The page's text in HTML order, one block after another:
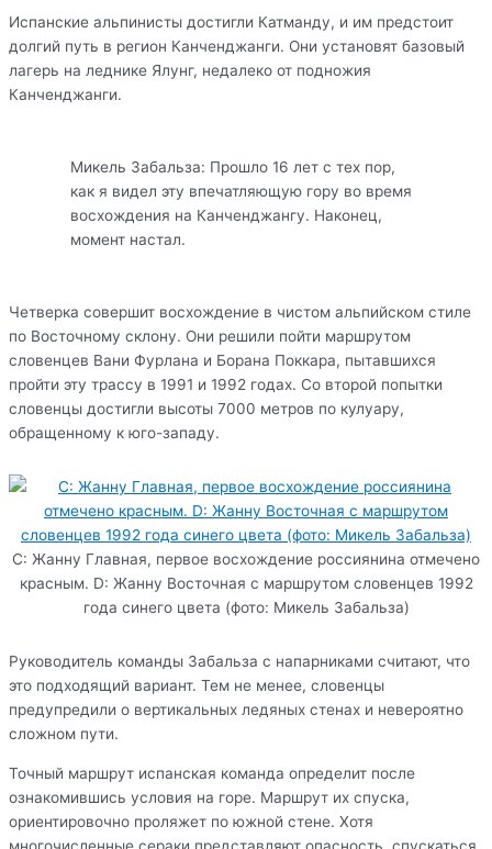
Испанские альпинисты достигли Катманду, и им предстоит
долгий путь в регион Канченджанги. Они установят базовый
лагерь на леднике Ялунг, недалеко от подножия
Канченджанги.
Микель Забальза: Прошло 16 лет с тех пор,
как я видел эту впечатляющую гору во время
восхождения на Канченджангу. Наконец,
момент настал.
Четверка совершит восхождение в чистом альпийском стиле
по Восточному склону. Они решили пойти маршрутом
словенцев Вани Фурлана и Борана Поккара, пытавшихся
пройти эту трассу в 1991 и 1992 годах. Со второй попытки
словенцы достигли высоты 7000 метров по кулуару,
обращенному к юго-западу.
C: Жанну Главная, первое восхождение россиянина отмечено
красным. D: Жанну Восточная с маршрутом словенцев 1992
года синего цвета (фото: Микель Забальза)
Руководитель команды Забальза с напарниками считают, что
это подходящий вариант. Тем не менее, словенцы
предупредили о вертикальных ледяных стенах и невероятно
сложном пути.
Точный маршрут испанская команда определит после
ознакомившись условия на горе. Маршрут их спуска,
ориентировочно проляжет по южной стене. Хотя